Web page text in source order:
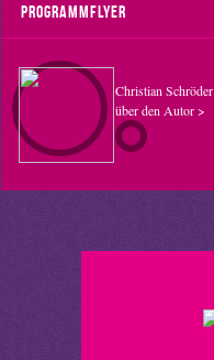
Programmflyer
Christian Schröder
über den Autor >